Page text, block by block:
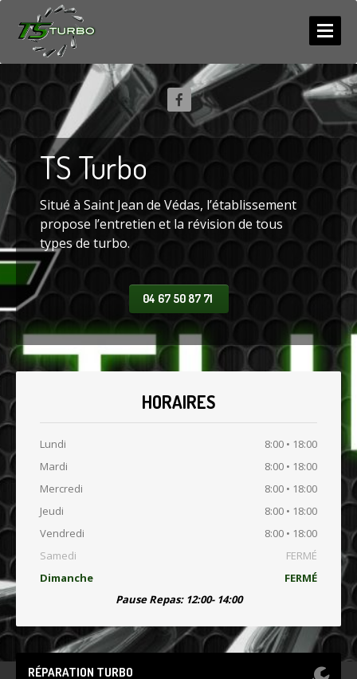
ACCUEIL
SERVICES
NEUF/ ECHANGE
RÉPARATION
COMPETITION
Diagnostic
PHOTOS
LESACTUS
CONTACT
TS Turbo
Situé à Saint Jean de Védas, l’établissement
propose l’entretien et la révision de tous
types de turbo.
04 67 50 87 71
HORAIRES
Lundi
8:00 • 18:00
Mardi
8:00 • 18:00
Mercredi
8:00 • 18:00
Jeudi
8:00 • 18:00
Vendredi
8:00 • 18:00
Samedi
FERMÉ
Dimanche
FERMÉ
Pause Repas: 12:00- 14:00
RÉPARATION TURBO